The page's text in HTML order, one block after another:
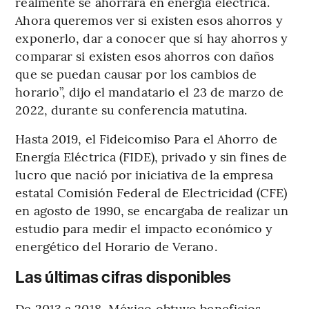
Ahora queremos ver si existen esos ahorros y
exponerlo, dar a conocer que sí hay ahorros y
comparar si existen esos ahorros con daños
que se puedan causar por los cambios de
horario”, dijo el mandatario el 23 de marzo de
2022, durante su conferencia matutina.
Hasta 2019, el Fideicomiso Para el Ahorro de
Energía Eléctrica (FIDE), privado y sin fines de
lucro que nació por iniciativa de la empresa
estatal Comisión Federal de Electricidad (CFE)
en agosto de 1990, se encargaba de realizar un
estudio para medir el impacto económico y
energético del Horario de Verano.
Las últimas cifras disponibles